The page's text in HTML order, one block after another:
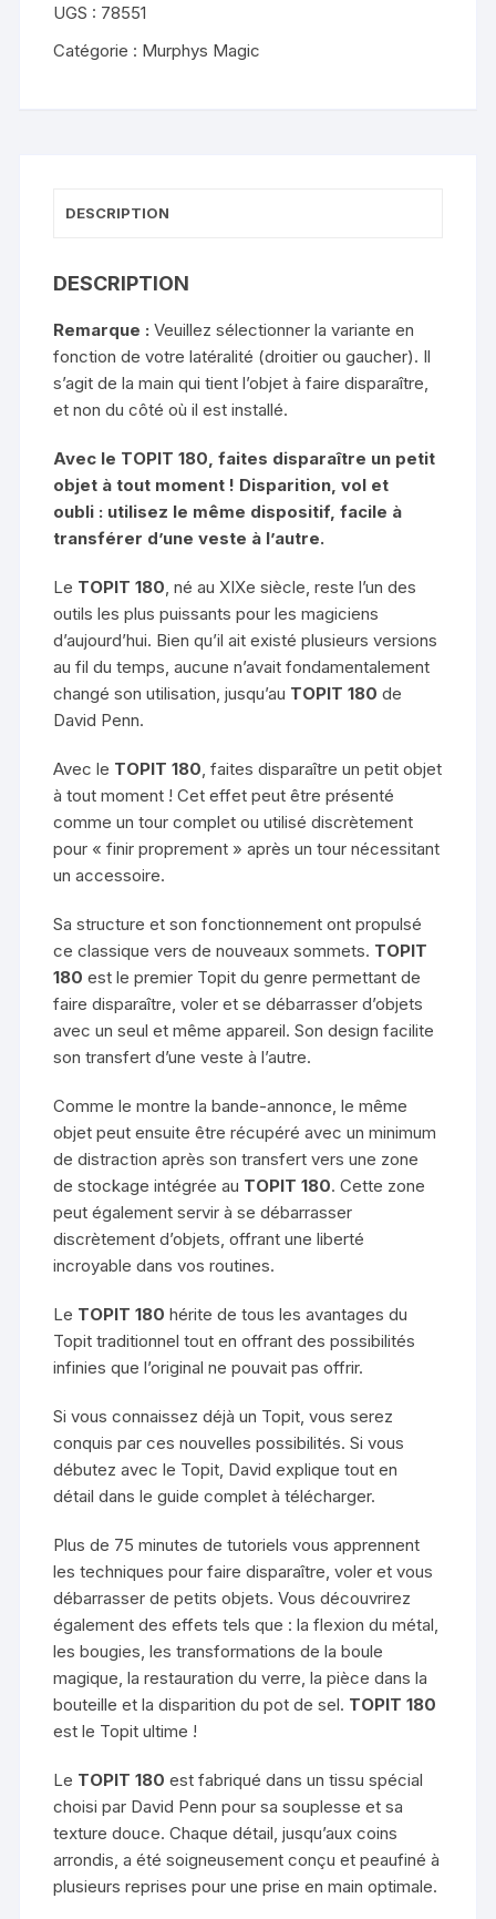
180
(Left
UGS : 78551
Catégorie : Murphys Magic
DESCRIPTION
DESCRIPTION
Remarque : Veuillez sélectionner la variante en
fonction de votre latéralité (droitier ou gaucher). Il
s’agit de la main qui tient l’objet à faire disparaître,
et non du côté où il est installé.
Avec le TOPIT 180, faites disparaître un petit
objet à tout moment ! Disparition, vol et
oubli : utilisez le même dispositif, facile à
transférer d’une veste à l’autre.
Le TOPIT 180, né au XIXe siècle, reste l’un des
outils les plus puissants pour les magiciens
d’aujourd’hui. Bien qu’il ait existé plusieurs versions
au fil du temps, aucune n’avait fondamentalement
changé son utilisation, jusqu’au TOPIT 180 de
David Penn.
Avec le TOPIT 180, faites disparaître un petit objet
à tout moment ! Cet effet peut être présenté
comme un tour complet ou utilisé discrètement
pour « finir proprement » après un tour nécessitant
un accessoire.
Sa structure et son fonctionnement ont propulsé
ce classique vers de nouveaux sommets. TOPIT
180 est le premier Topit du genre permettant de
faire disparaître, voler et se débarrasser d’objets
avec un seul et même appareil. Son design facilite
son transfert d’une veste à l’autre.
Comme le montre la bande-annonce, le même
objet peut ensuite être récupéré avec un minimum
de distraction après son transfert vers une zone
de stockage intégrée au TOPIT 180. Cette zone
peut également servir à se débarrasser
discrètement d’objets, offrant une liberté
incroyable dans vos routines.
Le TOPIT 180 hérite de tous les avantages du
Topit traditionnel tout en offrant des possibilités
infinies que l’original ne pouvait pas offrir.
Si vous connaissez déjà un Topit, vous serez
conquis par ces nouvelles possibilités. Si vous
débutez avec le Topit, David explique tout en
détail dans le guide complet à télécharger.
Plus de 75 minutes de tutoriels vous apprennent
les techniques pour faire disparaître, voler et vous
débarrasser de petits objets. Vous découvrirez
également des effets tels que : la flexion du métal,
les bougies, les transformations de la boule
magique, la restauration du verre, la pièce dans la
bouteille et la disparition du pot de sel. TOPIT 180
est le Topit ultime !
Le TOPIT 180 est fabriqué dans un tissu spécial
choisi par David Penn pour sa souplesse et sa
texture douce. Chaque détail, jusqu’aux coins
arrondis, a été soigneusement conçu et peaufiné à
plusieurs reprises pour une prise en main optimale.